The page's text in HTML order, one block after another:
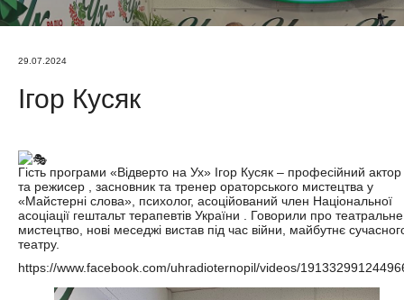
29.07.2024
Ігор Кусяк
Гість програми «Відверто на Ух» Ігор Кусяк – професійний актор
та режисер , засновник та тренер ораторського мистецтва у
«Майстерні слова», психолог, асоційований член Національної
асоціації гештальт терапевтів України . Говорили про театральне
мистецтво, нові меседжі вистав під час війни, майбутнє
театру.
https://www.facebook.com/uhradioternopil/videos/